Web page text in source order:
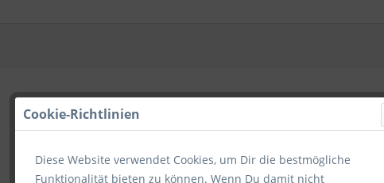
Cookie-Richtlinien
Diese Website verwendet Cookies, um Dir die bestmögliche
Funktionalität bieten zu können. Wenn Du damit nicht